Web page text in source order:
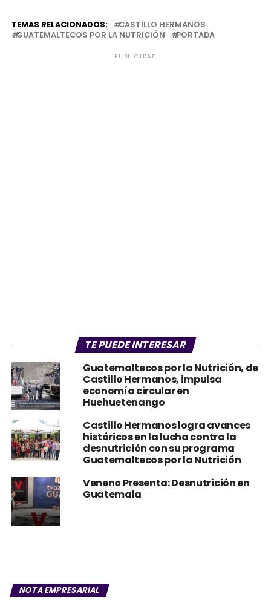
TEMAS RELACIONADOS:
CASTILLO HERMANOS
GUATEMALTECOS POR LA NUTRICIÓN
PORTADA
PUBLICIDAD
TE PUEDE INTERESAR
Guatemaltecos por la Nutrición, de
Castillo Hermanos, impulsa
economía circular en
Huehuetenango
Castillo Hermanos logra avances
históricos en la lucha contra la
desnutrición con su programa
Guatemaltecos por la Nutrición
Veneno Presenta: Desnutrición en
Guatemala
NOTA EMPRESARIAL